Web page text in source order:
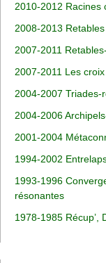
2010-2012 Racines
2008-2013
2007-2011
2007-2011 Les
2004-2007 Triades-
2004-2006
2001-2004
1994-2002
1993-1996
résonantes
1978-1985 Récup’,